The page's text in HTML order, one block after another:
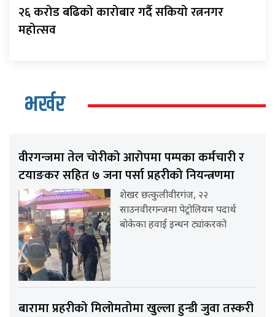
२६ करोड बढिको कारोबार गर्दै सकियो रत्ननगर
महोत्सव
भर्खर
वीरगन्जमा तेल चोरीको आरोपमा पम्पका कर्मचारी र
टयाङकर सहित ७ जना पर्सा प्रहरीको नियन्त्रणमा
शेखर छत्कुलीवीरगंज, २२
साउनवीरगन्जमा पेट्रोलियम पदार्थ
बोकेका हवाई इन्धन ट्यांकरको
बारामा प्रहरीको मिलोमतोमा खुल्ला हुन्डी जुवा तस्करी